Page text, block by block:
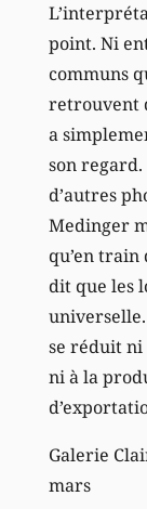
point. Ni
communs
retrouvent
a
son
d’autres
Medinger
qu’en train
dit que les
se réduit ni
ni à la
Galerie
mars